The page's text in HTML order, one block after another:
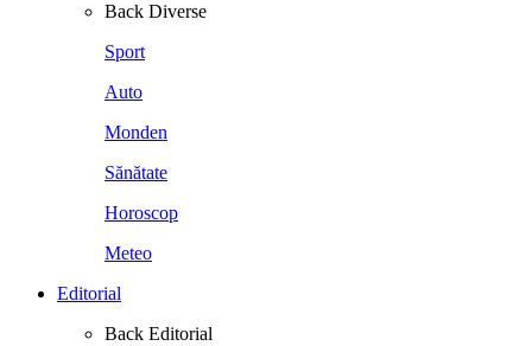
Back Diverse
Sport
Auto
Monden
Sănătate
Horoscop
Meteo
Editorial
Back Editorial